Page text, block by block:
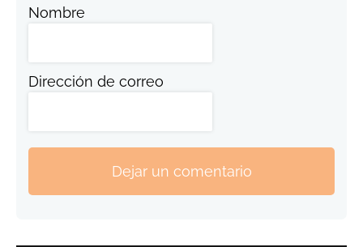
Nombre
Dirección de correo
Dejar un comentario